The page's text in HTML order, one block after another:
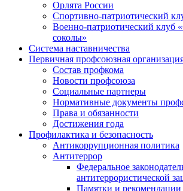
Орлята России
Спортивно-патриотический
Военно-патриотический клуб
соколы»
Система наставничества
Первичная профсоюзная
Состав профкома
Новости профсоюза
Социальные партнеры
Нормативные документы
Права и обязанности
Достижения года
Профилактика и безопасность
Антикоррупционная политика
Антитеррор
Федеральное
антитеррористической
Памятки и рекомендации